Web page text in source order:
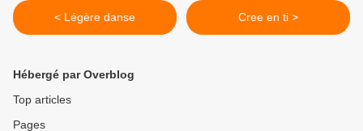
< Légère danse Cree en ti >
Hébergé par Overblog
Top articles
Pages